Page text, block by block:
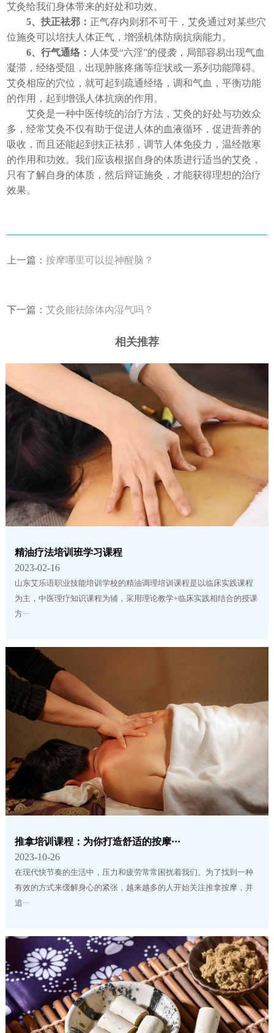
艾灸给我们身体带来的好处和功效。
5、扶正祛邪： 正气存内则邪不可干，艾灸通过对某些穴
位施灸可以培扶人体正气，增强机体防病抗病能力。
6、行气通络： 人体受“六淫”的侵袭，局部容易出现气血
凝滞，经络受阻，出现肿胀疼痛等症状或一系列功能障碍。
艾灸相应的穴位，就可起到疏通经络，调和气血，平衡功能
的作用，起到增强人体抗病的作用。
艾灸是一种中医传统的治疗方法，艾灸的好处与功效众
多，经常艾灸不仅有助于促进人体的血液循环，促进营养的
吸收，而且还能起到扶正祛邪，调节人体免疫力，温经散寒
的作用和功效。我们应该根据自身的体质进行适当的艾灸，
只有了解自身的体质，然后辩证施灸，才能获得理想的治疗
效果。
上一篇：按摩哪里可以提神醒脑？
下一篇：艾灸能祛除体内湿气吗？
相关推荐
精油疗法培训班学习课程
2023-02-16
山东艾乐语职业技能培训学校的精油调理培训课程是以临床实践课程
为主，中医理疗知识课程为辅，采用理论教学+临床实践相结合的授课
方···
推拿培训课程：为你打造舒适的按摩···
2023-10-26
在现代快节奏的生活中，压力和疲劳常常困扰着我们。为了找到一种
有效的方式来缓解身心的紧张，越来越多的人开始关注推拿按摩，并
追···